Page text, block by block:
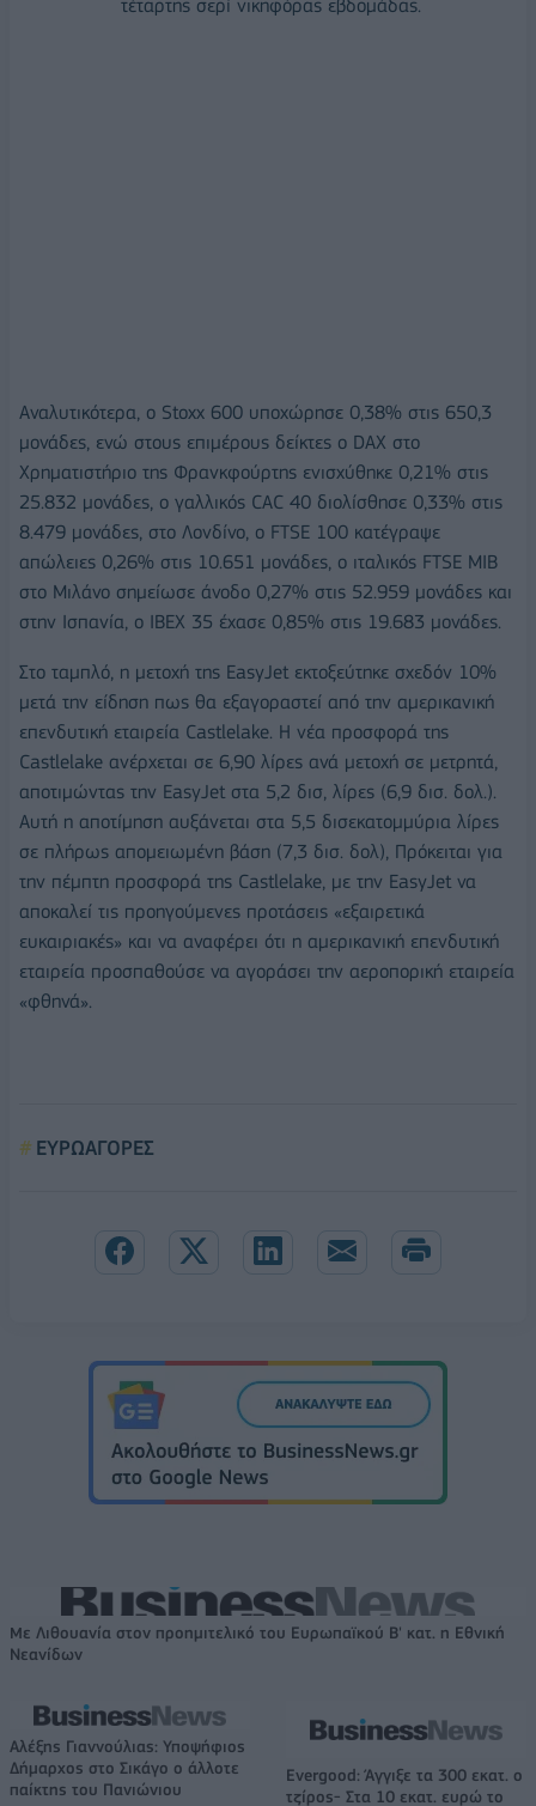
τέταρτης σερί νικηφόρας εβδομάδας.
Αναλυτικότερα, ο Stoxx 600 υποχώρησε 0,38% στις 650,3
μονάδες, ενώ στους επιμέρους δείκτες ο DAX στο
Χρηματιστήριο της Φρανκφούρτης ενισχύθηκε 0,21% στις
25.832 μονάδες, ο γαλλικός CAC 40 διολίσθησε 0,33% στις
8.479 μονάδες, στο Λονδίνο, ο FTSE 100 κατέγραψε
απώλειες 0,26% στις 10.651 μονάδες, ο ιταλικός FTSE MIB
στο Μιλάνο σημείωσε άνοδο 0,27% στις 52.959 μονάδες και
στην Ισπανία, ο IBEX 35 έχασε 0,85% στις 19.683 μονάδες.
Στο ταμπλό, η μετοχή της EasyJet εκτοξεύτηκε σχεδόν 10%
μετά την είδηση πως θα εξαγοραστεί από την αμερικανική
επενδυτική εταιρεία Castlelake. Η νέα προσφορά της
Castlelake ανέρχεται σε 6,90 λίρες ανά μετοχή σε μετρητά,
αποτιμώντας την EasyJet στα 5,2 δισ, λίρες (6,9 δισ. δολ.).
Αυτή η αποτίμηση αυξάνεται στα 5,5 δισεκατομμύρια λίρες
σε πλήρως απομειωμένη βάση (7,3 δισ. δολ), Πρόκειται για
την πέμπτη προσφορά της Castlelake, με την EasyJet να
αποκαλεί τις προηγούμενες προτάσεις «εξαιρετικά
ευκαιριακές» και να αναφέρει ότι η αμερικανική επενδυτική
εταιρεία προσπαθούσε να αγοράσει την αεροπορική εταιρεία
«φθηνά».
ΕΥΡΩΑΓΟΡΕΣ
Με Λιθουανία στον προημιτελικό του Ευρωπαϊκού Β' κατ. η Εθνική
Νεανίδων
Αλέξης Γιαννούλιας: Υποψήφιος
Δήμαρχος στο Σικάγο ο άλλοτε
παίκτης του Πανιώνιου
Evergood: Άγγιξε τα 300 εκατ. ο
τζίρος- Στα 10 εκατ. ευρώ το